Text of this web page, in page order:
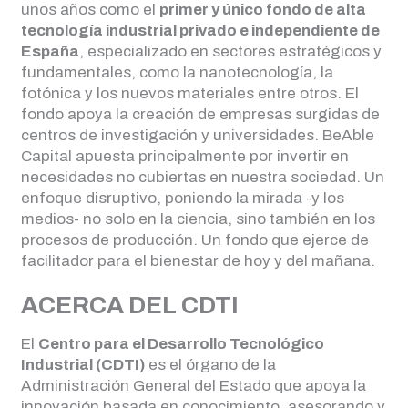
unos años como el primer y único fondo de alta
tecnología industrial privado e independiente de
España, especializado en sectores estratégicos y
fundamentales, como la nanotecnología, la
fotónica y los nuevos materiales entre otros. El
fondo apoya la creación de empresas surgidas de
centros de investigación y universidades. BeAble
Capital apuesta principalmente por invertir en
necesidades no cubiertas en nuestra sociedad. Un
enfoque disruptivo, poniendo la mirada -y los
medios- no solo en la ciencia, sino también en los
procesos de producción. Un fondo que ejerce de
facilitador para el bienestar de hoy y del mañana.
ACERCA DEL CDTI
El Centro para el Desarrollo Tecnológico
Industrial (CDTI) es el órgano de la
Administración General del Estado que apoya la